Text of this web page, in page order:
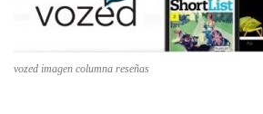
vozed imagen columna reseñas